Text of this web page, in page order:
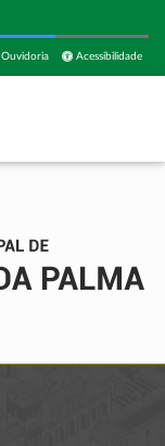
Acessibilidade
Ouvidoria